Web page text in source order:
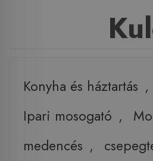
Konyha és háztartás ,
Ipari mosogató ,
medencés ,